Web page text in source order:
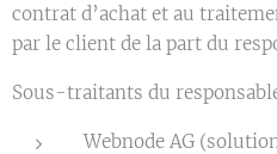
contrat d’achat et au
par le client de la part du
Sous-traitants du
Webnode AG